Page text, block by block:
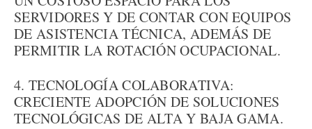
SERVIDORES Y DE CONTAR CON EQUIPOS
DE ASISTENCIA TÉCNICA, ADEMÁS DE
PERMITIR LA ROTACIÓN OCUPACIONAL.
4. TECNOLOGÍA COLABORATIVA:
CRECIENTE ADOPCIÓN DE SOLUCIONES
TECNOLÓGICAS DE ALTA Y BAJA GAMA.